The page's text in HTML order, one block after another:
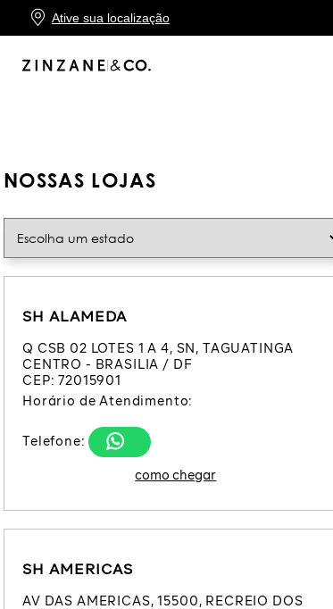
Ative sua localização
DER$499
NOSSAS LOJAS
SH ALAMEDA
Q CSB 02 LOTES 1 A 4, SN ,
TAGUATINGA
CENTRO - BRASILIA / DF
CEP: 72015901
Horário de Atendimento:
Telefone:
SH AMERICAS
AV DAS AMERICAS,15500 , RECREIO DOS